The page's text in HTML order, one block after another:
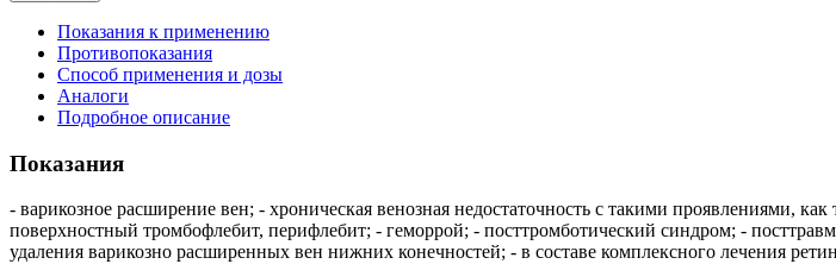
Показания к применению
Противопоказания
Способ применения и дозы
Аналоги
Подробное описание
Показания
- варикозное расширение вен; - хроническая венозная недостаточность с такими проявлениями,
поверхностный тромбофлебит, перифлебит; - геморрой; - посттромботический синдром; -
удаления варикозно расширенных вен нижних конечностей; - в составе комплексного лечения